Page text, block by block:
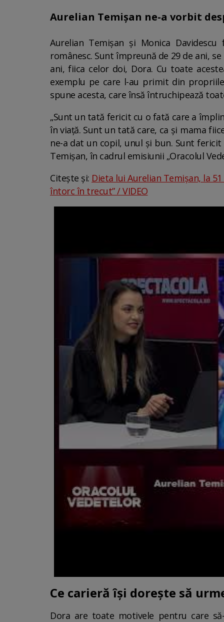
Aurelian Temișan ne-a vorbit
Aurelian Temișan și Monica
românesc. Sunt împreună de 29 de ani,
ani, fiica celor doi, Dora. Cu toate
exemplu pe care l-au primit din
spune acesta, care însă întruchipează
„Sunt un tată fericit cu o fată care a
în viață. Sunt un tată care, ca și mama
ne-a dat un copil, unul și bun. Sunt
Temișan, în cadrul emisiunii „Oracolul
Citește și: Dieta lui Aurelian Temișan, la
întorc în trecut” / VIDEO
Ce carieră își dorește să
Dora are toate motivele pentru care